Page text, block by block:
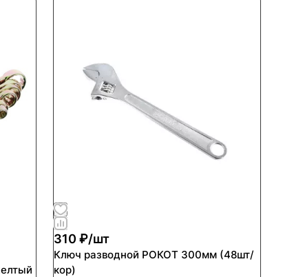
310 ₽/шт
Ключ разводной РОКОТ 300мм (48шт/
кор)